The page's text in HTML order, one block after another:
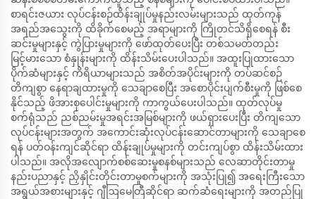
စာရင်းဇယား လုပ်ငန်းစဉ်ထိန်းချုပ်မှုနည်းလမ်းများသည် ထုတ်ကုန်
အရည်အသွေးကို ထိခိုက်စေမည့် အရာများကို ကြိုတင်သိရှိစေရန် စီး
ဆင်းမှုများနှင့် ကွဲပြားမှုများကို ဖော်ထုတ်ပေးပြီး တစ်သမတ်တည်း
မြင့်မားသော စံနှုန်းများကို ထိန်းသိမ်းပေးပါသည်။ အထူးပြုထားသော
ပိုက်ဆံများနှင့် ကိရိယာများသည် အစိတ်အပိုင်းများကို တပ်ဆင်စဉ်
တိကျစွာ နေရာချထားမှုကို သေချာစေပြီး အစောပိုင်းပျက်စီးမှုကို ဖြစ်စေ
နိုင်သည့် ဖိအားစုပေါင်းမှုများကို ကာကွယ်ပေးပါသည်။ ထုတ်လုပ်မှု
စက်ရုံသည် ညစ်ညမ်းမှုအရင်းအမြစ်များကို ဖယ်ရှားပေးပြီး တိကျသော
လုပ်ငန်းများအတွက် အကောင်းဆုံးလုပ်ငန်းဆောင်တာများကို သေချာစေ
ရန် ပတ်ဝန်းကျင်ဆိုင်ရာ ထိန်းချုပ်မှုများကို တင်းကျပ်စွာ ထိန်းသိမ်းထား
ပါသည်။ အလိုအလျောက်စစ်ဆေးမှုစနစ်များသည် လေဆာတိုင်းတာမှု
နည်းပညာနှင့် ညှိနှိုင်းတိုင်းတာမှုစက်များကို အသုံးပြု၍ အရေးကြီးသော
အရွယ်အစားများနှင့် ဂျီဩမေတြီဆိုင်ရာ ဆက်ဆံရေးများကို အတည်ပြု